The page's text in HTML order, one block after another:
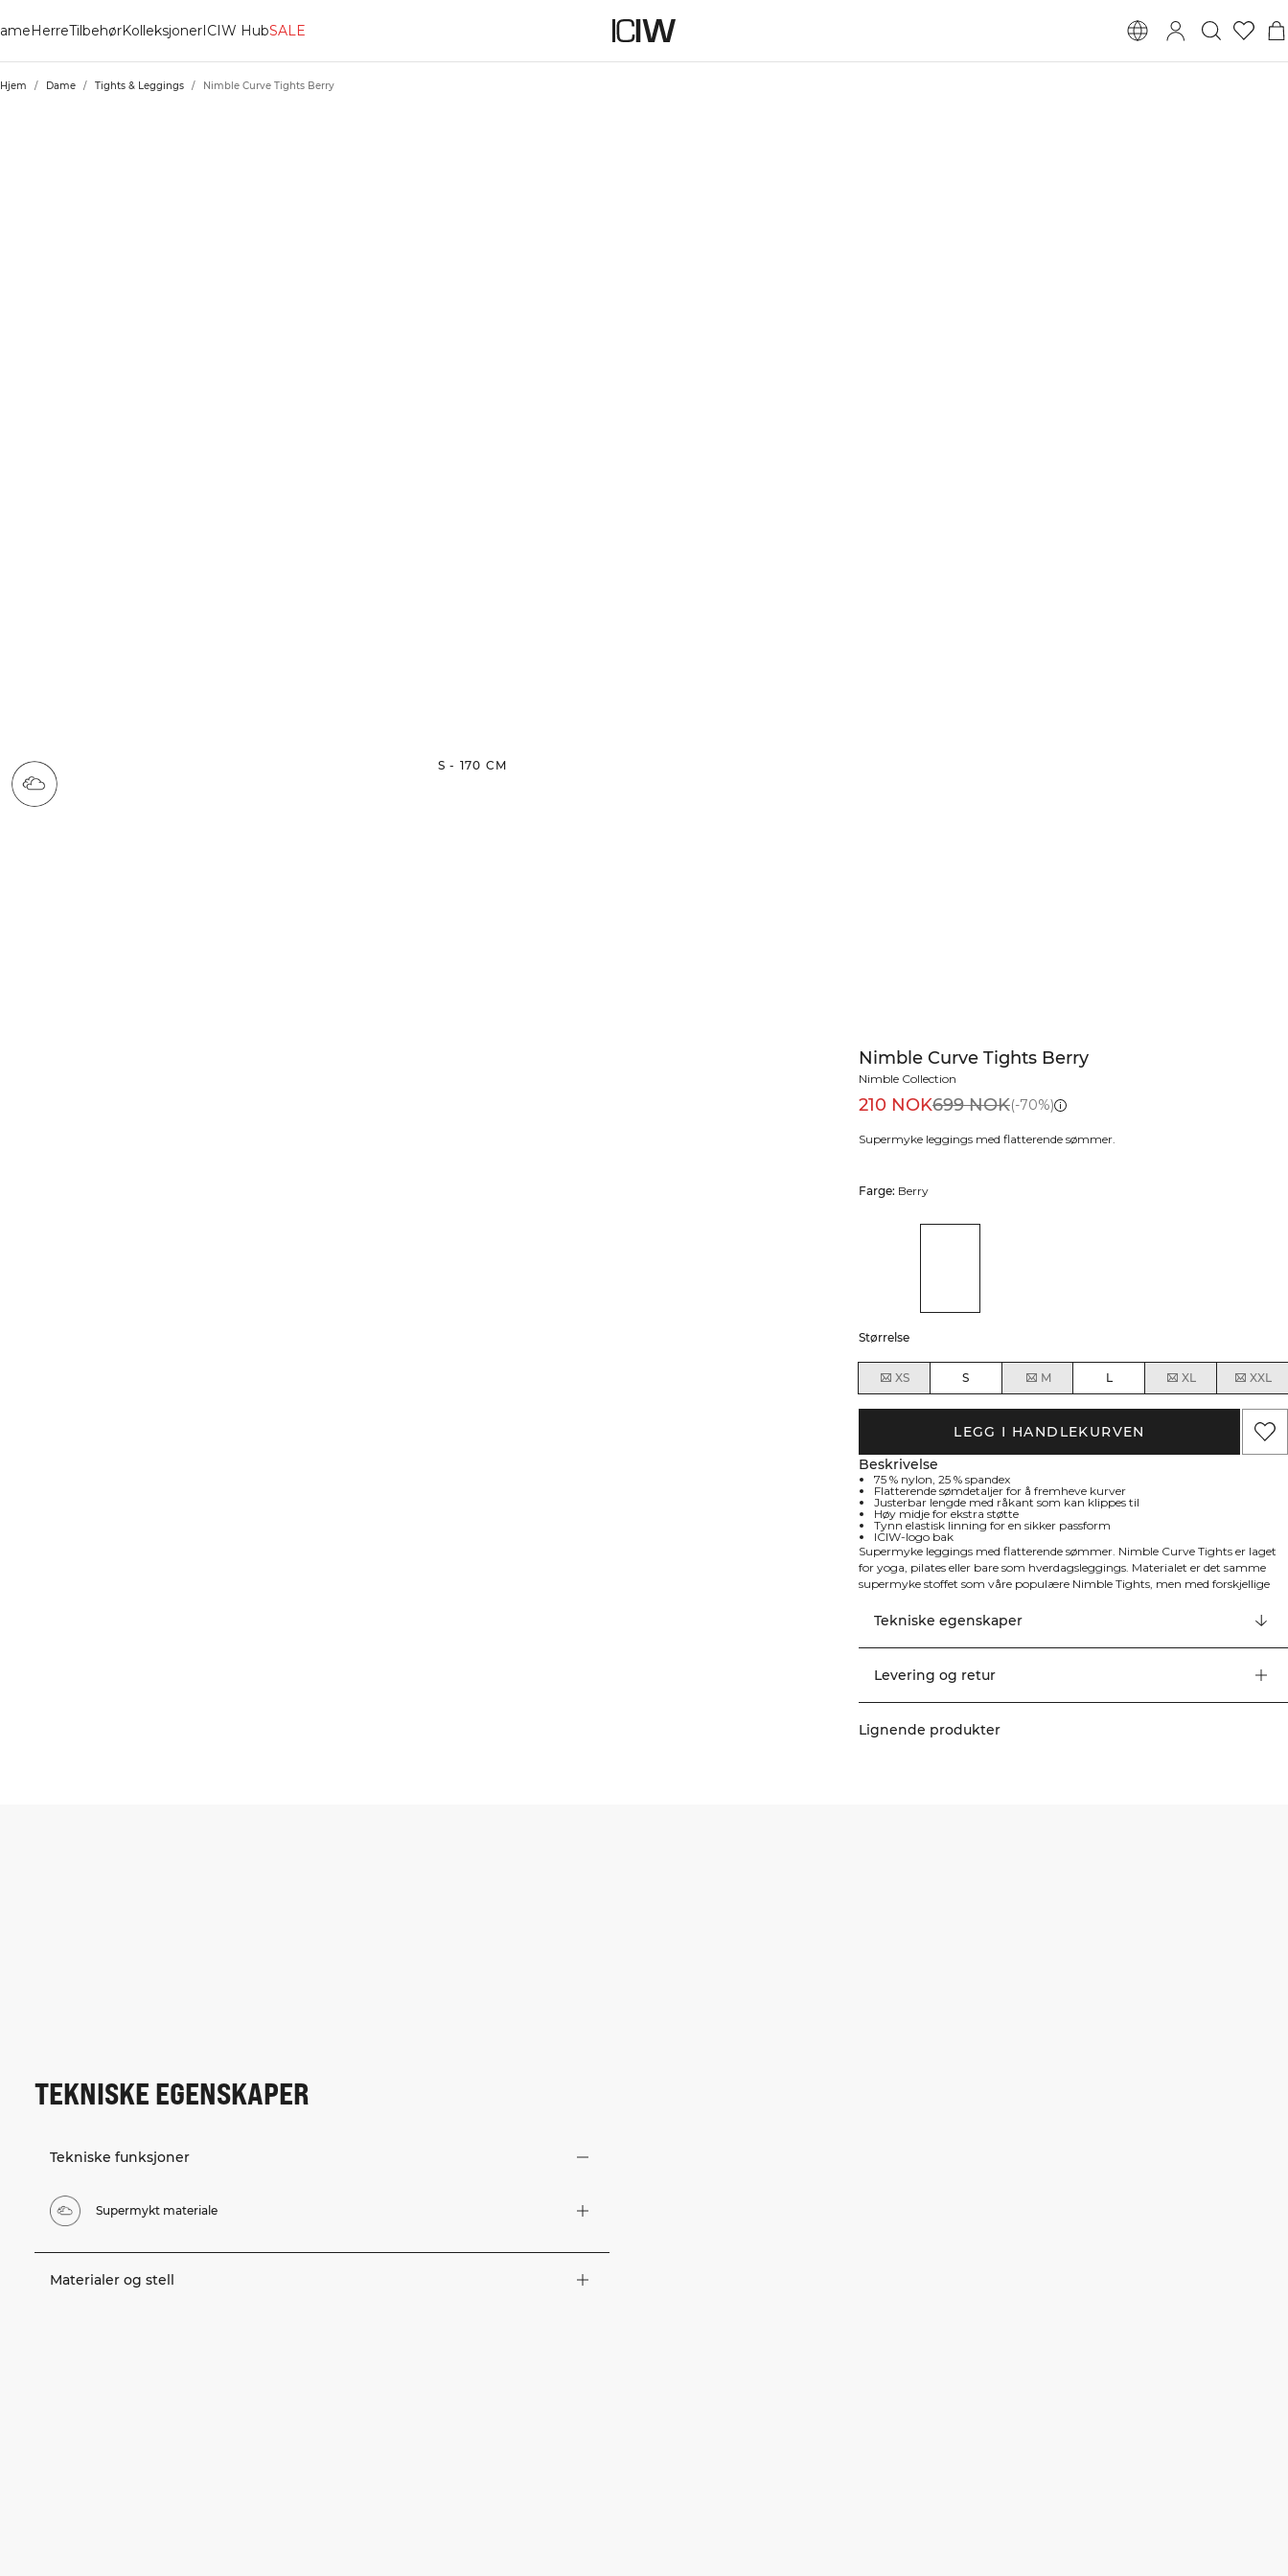
HerreTilbehørKolleksjonerICIW HubSALE
Hjem / Dame / Tights & Leggings / Nimble Curve Tights Berry
S - 170 CM
Nimble Curve Tights Berry
Nimble Collection
210 NOK699 NOK(-70%)
Supermyke leggings med flatterende sømmer.
Farge: Berry
Størrelse
XS S M L XL XXL
LEGG I HANDLEKURVEN
Beskrivelse
75 % nylon, 25 % spandex
Flatterende sømdetaljer for å fremheve kurver
Justerbar lengde med råkant som kan klippes til
Høy midje for ekstra støtte
Tynn elastisk linning for en sikker passform
ICIW-logo bak
Supermyke leggings med flatterende sømmer. Nimble Curve Tights er laget
for yoga, pilates eller bare som hverdagsleggings. Materialet er det samme
supermyke stoffet som våre populære Nimble Tights, men med forskjellige
på plass. Råkanten nederst kan skjæres til slik det passer deg, bare klipp under
trensene i sidesømmen. 75% nylon, 25% elastan
Tekniske egenskaper
Levering og retur
Lignende produkter
TEKNISKE EGENSKAPER
Tekniske funksjoner
Supermykt materiale
Materialer og stell